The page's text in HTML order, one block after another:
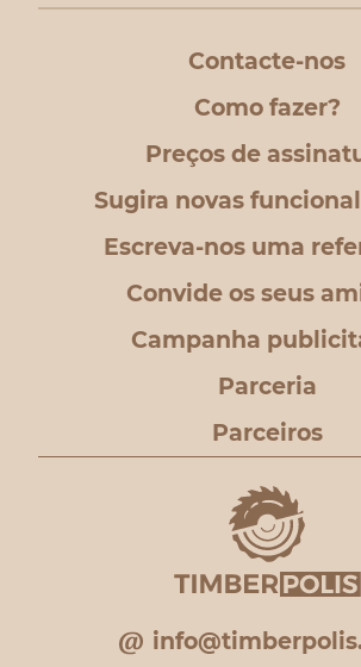
Contacte-nos
Como fazer?
Preços de
Sugira novas
Escreva-nos uma
Convide os seus
Campanha
Parceria
Parceiros